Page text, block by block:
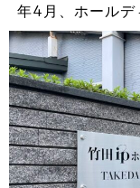
年4月、ホールデ